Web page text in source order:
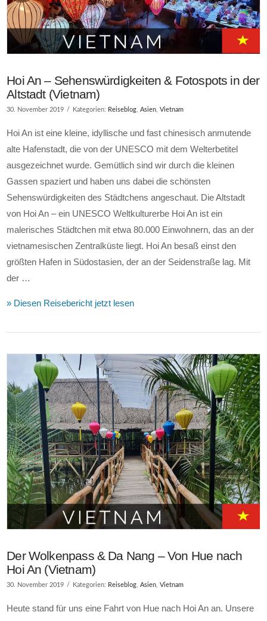
Hoi An – Sehenswürdigkeiten & Fotospots in der
Altstadt (Vietnam)
30. November 2019 Kategorien: Reiseblog,Asien,Vietnam
Hoi An ist eine kleine, idyllische und fast chinesisch anmutende
alte Hafenstadt, die von der UNESCO mit dem Welterbetitel
ausgezeichnet wurde. Gemütlich sind wir durch die kleinen
Gassen spaziert und haben uns dabei die schönsten
Sehenswürdigkeiten des Städtchens angeschaut. Die Altstadt
von Hoi An – ein UNESCO Weltkulturerbe Hoi An ist ein
malerisches Städtchen mit etwa 80.000 Einwohnern, das an der
vietnamesischen Zentralküste liegt. Hoi An besaß einst den
größten Hafen in Südostasien, der an der Seidenstraße lag. Mit
der …
» Diesen Reisebericht jetzt lesen
Der Wolkenpass & Da Nang – Von Hue nach
Hoi An (Vietnam)
30. November 2019 Kategorien: Reiseblog ,Asien ,Vietnam
Heute stand für uns eine Fahrt von Hue nach Hoi An an. Unsere